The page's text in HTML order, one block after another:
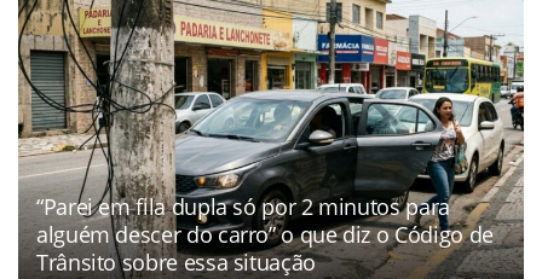
“Parei em fila dupla só por 2 minutos para
alguém descer do carro” o que diz o Código de
Trânsito sobre essa situação